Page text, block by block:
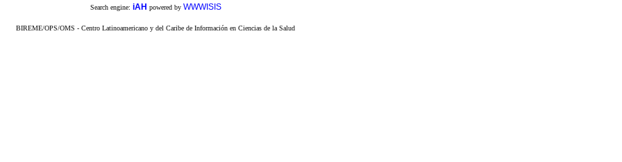
Search engine: iAH powered by WWWISIS
BIREME/OPS/OMS - Centro Latinoamericano y del Caribe de Información en Ciencias de la Salud